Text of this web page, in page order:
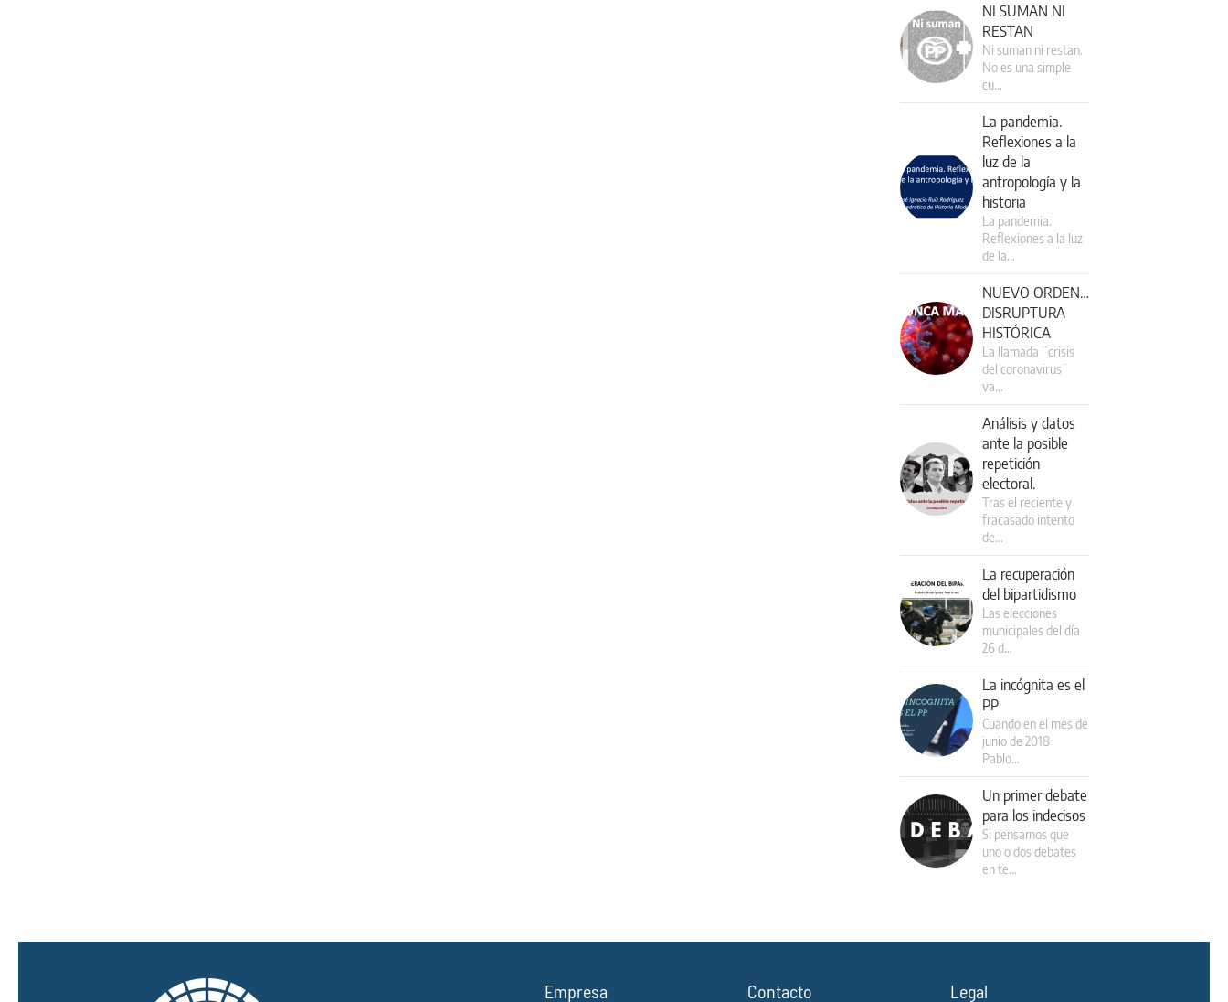
NI SUMAN NI
RESTAN
Ni suman ni restan.
No es una simple
cu…
La pandemia.
Reflexiones a la
luz de la
antropología y la
historia
La pandemia.
Reflexiones a la luz
de la…
NUEVO ORDEN…
DISRUPTURA
HISTÓRICA
La llamada ¨crisis
del coronavirus¨
va…
Análisis y datos
ante la posible
repetición
electoral.
Tras el reciente y
fracasado intento
de…
La recuperación
del bipartidismo
Las elecciones
municipales del día
26 d…
La incógnita es el
PP
Cuando en el mes de
junio de 2018
Pablo…
Un primer debate
para los indecisos
Si pensamos que
uno o dos debates
en te…
Empresa Contacto Legal